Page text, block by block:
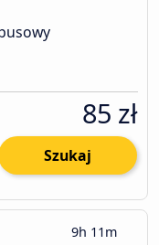
85 zł
Szukaj
9h 11m